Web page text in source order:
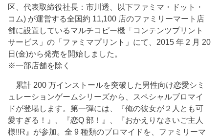
区、代表取締役社長：市川透、以下ファミマ・ドット・
コム) が運営する全国約 11,100 店のファミリーマート店
舗に設置しているマルチコピー機「コンテンツプリント
サービス」の「ファミマプリント」にて、2015 年 2 月 20
日(金)から発売を開始しました。
※一部店舗を除く
累計 200 万インストールを突破した男性向け恋愛シミ
ュレーションゲームシリーズから、スペシャルブロマイ
ドが登場します。第一弾には、『俺の彼女が２人とも可
愛すぎる！』、『恋Q 部！』、『おかえりなさいご主人
様!!R』が参加。全 9 種類のブロマイドを、ファミリーマ